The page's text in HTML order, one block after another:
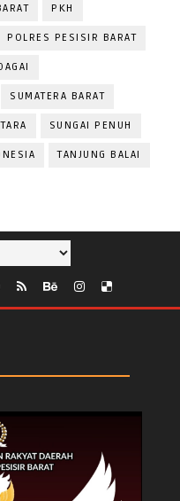
PKH
POLRES PESISIR BARAT
SUMATERA BARAT
SUNGAI PENUH
TANJUNG BALAI